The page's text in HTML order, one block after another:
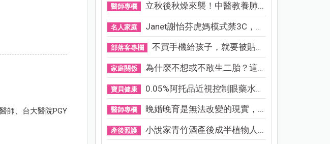
師、台大醫院PGY
醫師專欄 立秋後秋燥來襲！中醫教養肺...
名人家庭 Janet謝怡芬虎媽模式禁3C，看...
部落客專欄 不買手機給孩子，就要被貼「...
家庭關係 為什麼不想或不敢生二胎？這8...
寶貝健康 0.05%阿托品近視控制眼藥水納...
醫師專欄 晚婚晚育是無法改變的現實，...
產後照護 小說家青竹酒產後成半植物人...